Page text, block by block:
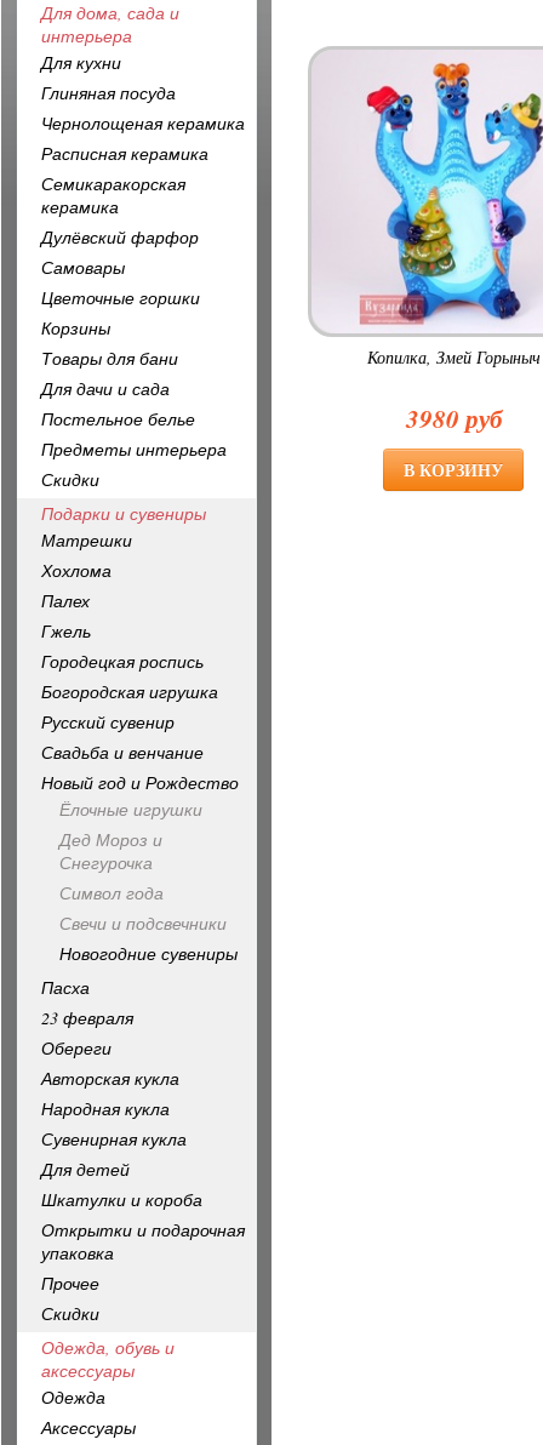
Копилка, Змей Горыныч
3980 руб
Для дома, сада и
интерьера
Для кухни
Глиняная посуда
Чернолощеная керамика
Расписная керамика
Семикаракорская
керамика
Дулёвский фарфор
Самовары
Цветочные горшки
Корзины
Товары для бани
Для дачи и сада
Постельное белье
Предметы интерьера
Скидки
Подарки и сувениры
Матрешки
Хохлома
Палех
Гжель
Городецкая роспись
Богородская игрушка
Русский сувенир
Свадьба и венчание
Новый год и Рождество
Ёлочные игрушки
Дед Мороз и
Снегурочка
Символ года
Свечи и подсвечники
Новогодние сувениры
Пасха
23 февраля
Обереги
Авторская кукла
Народная кукла
Сувенирная кукла
Для детей
Шкатулки и короба
Открытки и подарочная
упаковка
Прочее
Скидки
Одежда, обувь и
аксессуары
Одежда
Аксессуары